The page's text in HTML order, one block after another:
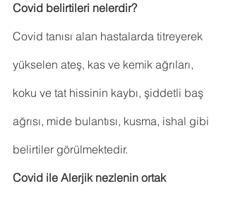
Covid belirtileri nelerdir?
Covid tanısı alan hastalarda titreyerek
yükselen ateş, kas ve kemik ağrıları,
koku ve tat hissinin kaybı, şiddetli baş
ağrısı, mide bulantısı, kusma, ishal gibi
belirtiler görülmektedir.
Covid ile Alerjik nezlenin ortak